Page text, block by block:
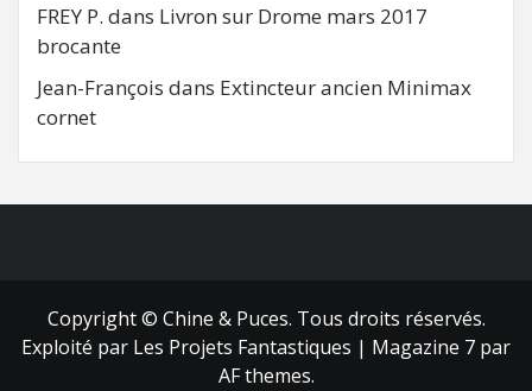
FREY P. dans Livron sur Drome mars 2017
brocante
Jean-François dans Extincteur ancien Minimax
cornet
Copyright © Chine & Puces. Tous droits réservés.
Exploité par Les Projets Fantastiques | Magazine 7 par
AF themes.